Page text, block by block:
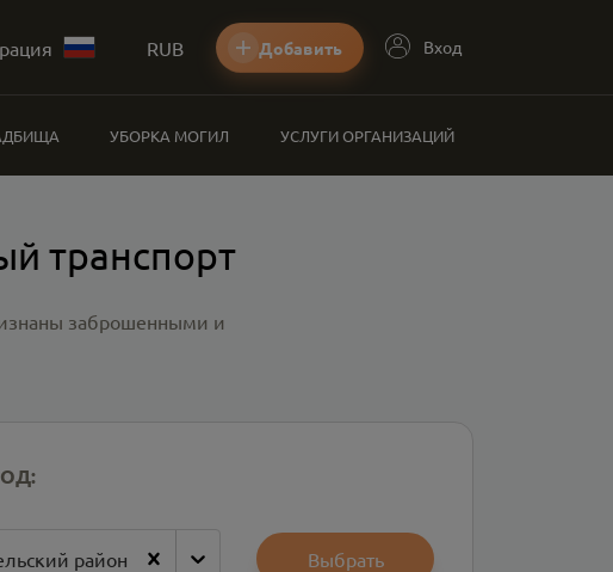
RUB Добавить Вход
УБОРКА МОГИЛ УСЛУГИ ОРГАНИЗАЦИЙ
транспорт
заброшенными и
район Выбрать